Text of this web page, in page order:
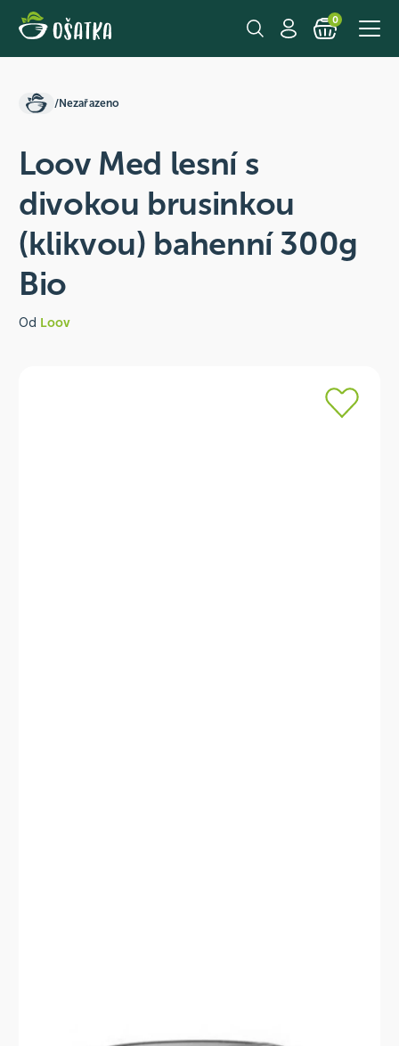
0
/Nezařazeno
Loov Med lesní s
divokou brusinkou
(klikvou) bahenní 300g
Bio
Od Loov